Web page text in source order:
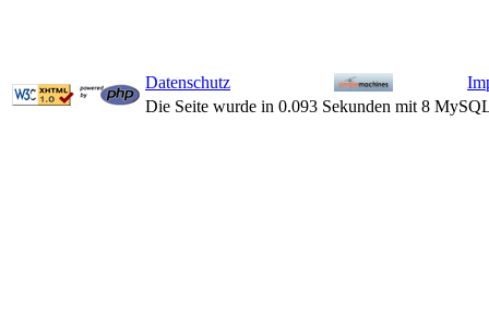
Datenschutz
Die Seite wurde in 0.093 Sekunden mit 8